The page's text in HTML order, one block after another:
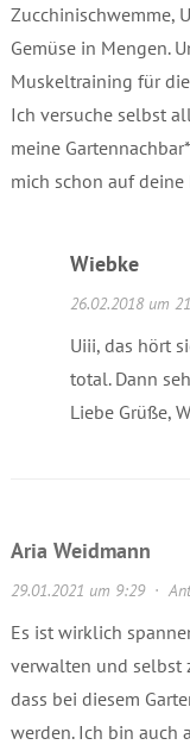
Zucchinischwemme,
Gemüse in Mengen.
Muskeltraining für
Ich versuche selbst
meine
mich schon auf
Wiebke
26.02.2018 um
Uiii, das hört
total. Dann
Liebe Grüße,
Aria Weidmann
29.01.2021 um 9:29·
Es ist wirklich
verwalten und selbst
dass bei diesem
werden. Ich bin auch